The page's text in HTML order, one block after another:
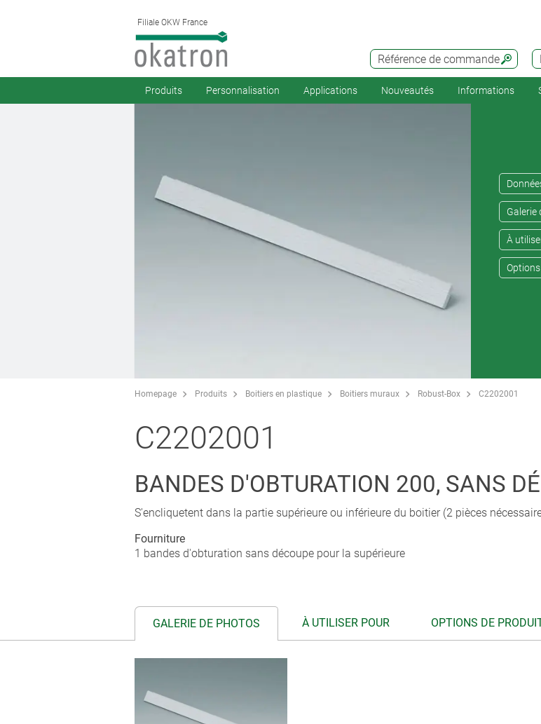
Filiale OKW France
Référence de commande
Produits Personnalisation Applications Nouveautés Informations
Galerie
À
Homepage Produits Boitiers en plastique Boitiers muraux Robust-Box C2202001
C2202001
BANDES D'OBTURATION 200, SANS
S'encliquetent dans la partie supérieure ou inférieure du boitier (2 pièces
Fourniture
1 bandes d'obturation sans découpe pour la supérieure
GALERIE DE PHOTOS À UTILISER POUR OPTIONS DE